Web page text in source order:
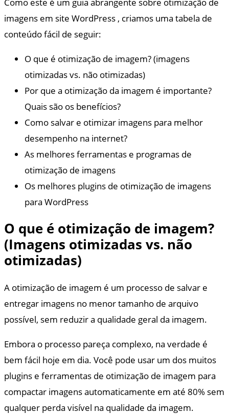
Como este é um guia abrangente sobre otimização de
imagens em site WordPress , criamos uma tabela de
conteúdo fácil de seguir:
O que é otimização de imagem? (imagens
otimizadas vs. não otimizadas)
Por que a otimização da imagem é importante?
Quais são os benefícios?
Como salvar e otimizar imagens para melhor
desempenho na internet?
As melhores ferramentas e programas de
otimização de imagens
Os melhores plugins de otimização de imagens
para WordPress
O que é otimização de imagem?
(Imagens otimizadas vs. não
otimizadas)
A otimização de imagem é um processo de salvar e
entregar imagens no menor tamanho de arquivo
possível, sem reduzir a qualidade geral da imagem.
Embora o processo pareça complexo, na verdade é
bem fácil hoje em dia. Você pode usar um dos muitos
plugins e ferramentas de otimização de imagem para
compactar imagens automaticamente em até 80% sem
qualquer perda visível na qualidade da imagem.